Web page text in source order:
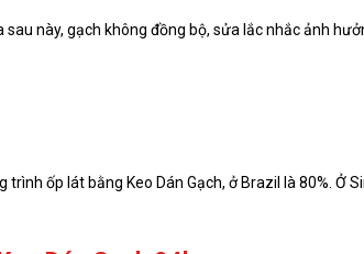
này, gạch không đồng bộ, sửa lắc nhắc ảnh
ốp lát bằng Keo Dán Gạch, ở Brazil là 80%. Ở